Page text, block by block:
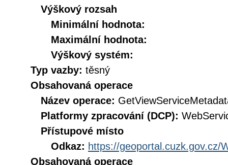
Výškový rozsah
Minimální hodnota:
Maximální hodnota:
Výškový systém:
Typ vazby: těsný
Obsahovaná operace
Název operace:
Platformy zpracování (DCP):
Přístupové místo
Odkaz: https://geoportal.cuzk.gov.cz/
Obsahovaná operace